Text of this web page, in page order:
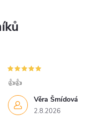
Věra Šmídová
2.8.2026
👍👍